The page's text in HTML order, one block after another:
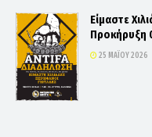
Είμαστε
Προκήρυξη
25 ΜΑΪ́ΟΥ 2026